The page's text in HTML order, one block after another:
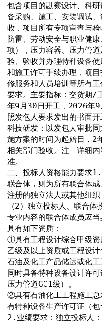
包含项目的勘察设计、科
备采购、施工、安装调试
收，项目所有专项审查与验
防雷、劳动安全与职业健
项），压力容器、压力管
验、验收并办理特种设备
和施工许可手续办理，项
修服务和人员培训等所有
要求。主要指标：交货期/
年9月30日开工，2026年9
照发包人要求发出的书面开
科技研发：以发包人审批
施方案的时间为起始日，2
相关部门验收。注：详细
准。
二、投标人资格能力要求
联合体，则为所有联合体
注册的独立法人或其他组织
（2）独立投标人、联合
专业内容的联合体成员应
具有如下资质：
①具有工程设计综合甲级资
乙级及以上资质或工程设
石油及化工产品储运或化
同时具备特种设备设计许
压力管道GC1级）。
②具有石油化工工程施工总
有特种设备生产许可证（包
2.业绩要求：独立投标人